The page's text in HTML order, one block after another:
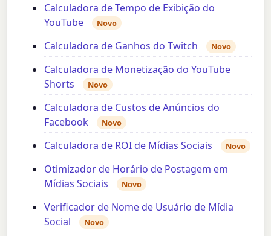
Calculadora de Tempo de Exibição do
YouTube
Novo
Calculadora de Ganhos do Twitch Novo
Calculadora de Monetização do YouTube
Shorts
Novo
Calculadora de Custos de Anúncios do
Facebook
Novo
Calculadora de ROI de Mídias Sociais Novo
Otimizador de Horário de Postagem em
Mídias Sociais
Novo
Verificador de Nome de Usuário de Mídia
Social
Novo